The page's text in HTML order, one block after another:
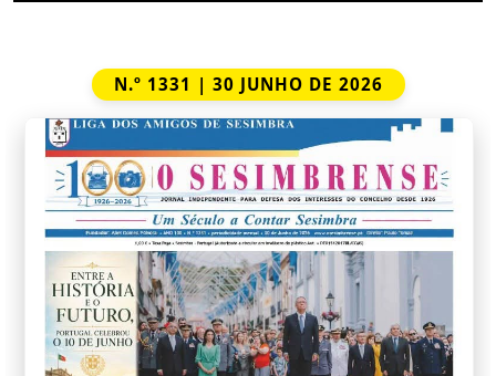
N.º 1331 | 30 JUNHO DE 2026